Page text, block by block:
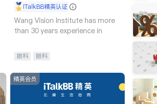
iTalkBB精英认证
Wang Vision Institute has more
than 30 years experience in
眼科 眼科
精英会员